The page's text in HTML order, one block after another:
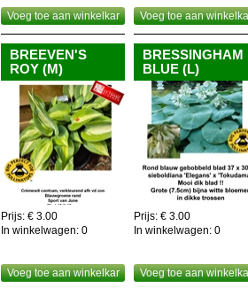
Voeg toe aan winkelkar Voeg toe aan
BREEVEN'S
ROY (M)
Prijs: € 3.00
In winkelwagen: 0
Voeg toe aan winkelkar
BRESSINGHAM
BLUE (L)
Prijs: € 3.00
In winkelwagen: 0
Voeg toe aan